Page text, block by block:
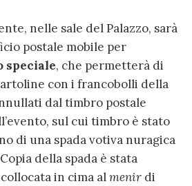
nelle sale del Palazzo, sarà
postale mobile per
speciale, che permetterà di
con i francobolli della
dal timbro postale
sul cui timbro è stato
di una spada votiva nuragica
della spada è stata
in cima almenir di